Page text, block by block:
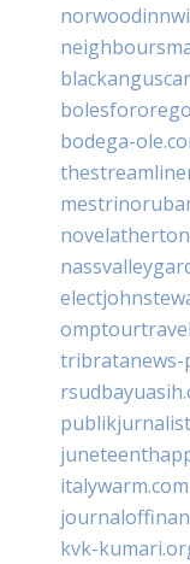
bodega-
tribratanews-
italywarm.com
kvk-